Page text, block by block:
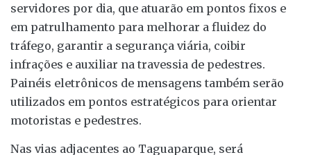
servidores por dia, que atuarão em pontos fixos e
em patrulhamento para melhorar a fluidez do
tráfego, garantir a segurança viária, coibir
infrações e auxiliar na travessia de pedestres.
Painéis eletrônicos de mensagens também serão
utilizados em pontos estratégicos para orientar
motoristas e pedestres.
Nas vias adjacentes ao Taguaparque, será